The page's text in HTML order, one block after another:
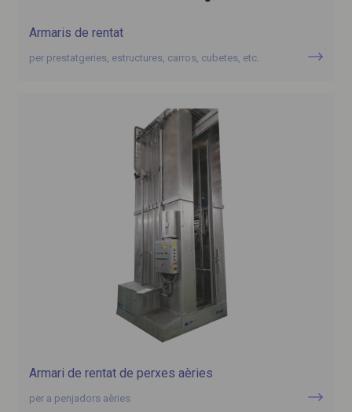
Armaris de rentat
per prestatgeries, estructures, carros, cubetes, etc.
Armari de rentat de perxes aèries
per a penjadors aèries